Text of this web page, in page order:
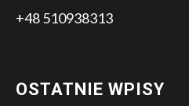
+48 510938313
OSTATNIE WPISY